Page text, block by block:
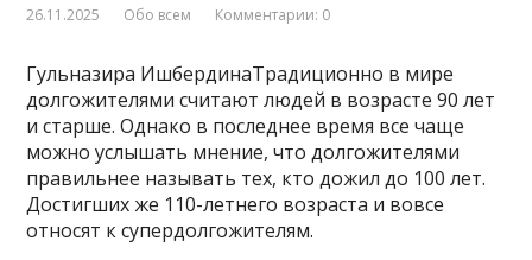
26.11.2025 Обо всем Комментарии: 0
Гульназира ИшбердинаТрадиционно в мире
долгожителями считают людей в возрасте 90 лет
и старше. Однако в последнее время все чаще
можно услышать мнение, что долгожителями
правильнее называть тех, кто дожил до 100 лет.
Достигших же 110-летнего возраста и вовсе
относят к супердолгожителям.